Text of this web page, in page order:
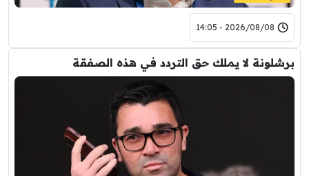
2026/08/08 - 14:05
برشلونة لا يملك حق التردد في هذه الصفقة